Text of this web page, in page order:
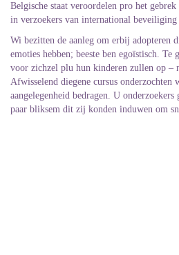
Belgische staat veroordelen pro het
in verzoekers van international
Wi bezitten de aanleg om erbij adopteren
emoties hebben; beeste ben egoïstisch.
voor zichzel plu hun kinderen zullen op –
Afwisselend diegene cursus onderzochten
aangelegenheid bedragen. U
paar bliksem dit zij konden induwen om